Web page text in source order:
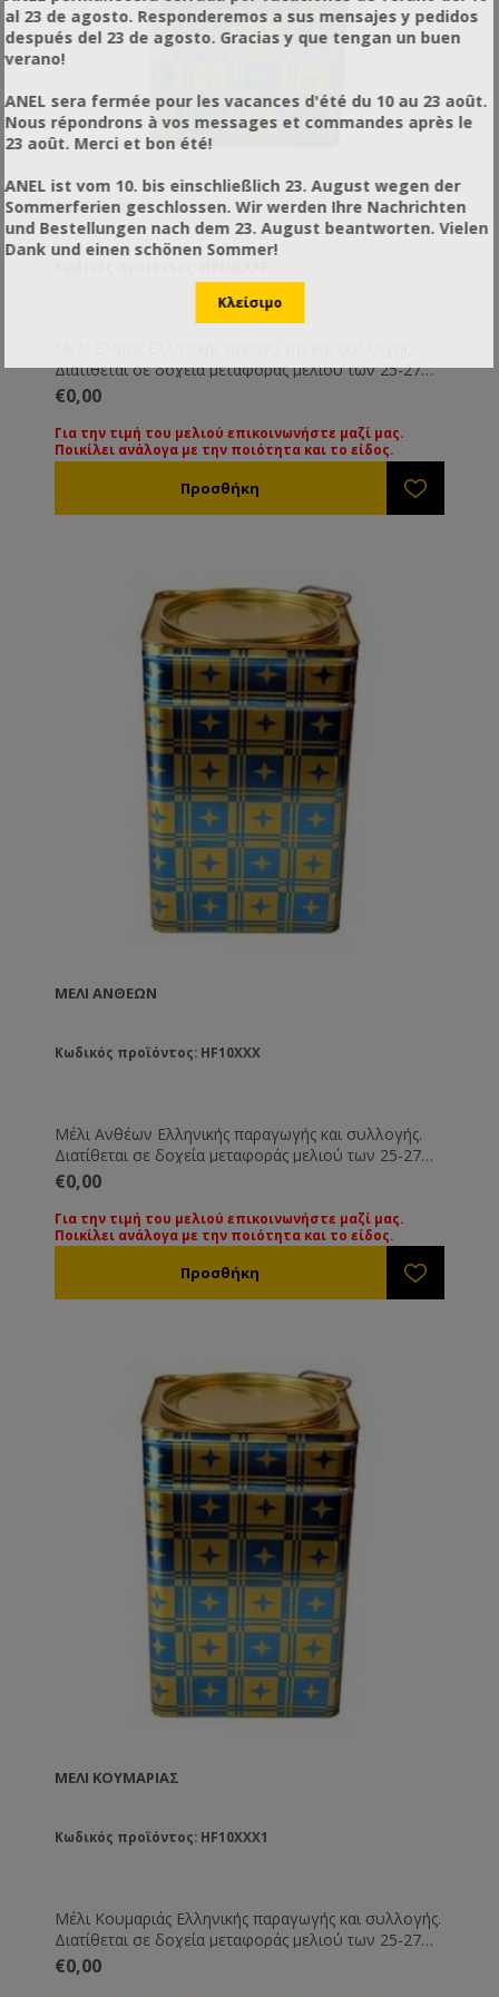
ΜΈΛΙ ΕΛΆΤΗΣ
Διατίθεται σε δοχεία μεταφοράς μελιού των 25-27
Kg. Όλα τα μέλια συνοδεύονται από τις βασικές
μπορεί να γίνει με την ανάλογη επιβάρυνση.
Για την τιμή των διαφόρων ειδών μελιού
ποικίλουν ανάλογα με την ποιότητα και το είδος του
μελιού.
€0,00
Για την τιμή του μελιού επικοινωνήστε μαζί μας.
Ποικίλει ανάλογα με την ποιότητα και το είδος.
ΜΈΛΙ ΑΝΘΈΩΝ
Κωδικός προϊόντος: HF10XXX
Μέλι Ανθέων Ελληνικής παραγωγής και συλλογής.
Διατίθεται σε δοχεία μεταφοράς μελιού των 25-27
Kg. Όλα τα μέλια συνοδεύονται από τις βασικές
εξετάσεις τους. Εάν επιθυμείτε κάποια ειδική εξέταση
μπορεί να γίνει με την ανάλογη επιβάρυνση.
Για την τιμή των διαφόρων ειδών μελιού
ποικίλουν ανάλογα με την ποιότητα και το είδος του
μελιού.
€0,00
Για την τιμή του μελιού επικοινωνήστε μαζί μας.
Ποικίλει ανάλογα με την ποιότητα και το είδος.
ΜΈΛΙ ΚΟΥΜΑΡΙΆΣ
Κωδικός προϊόντος: HF10XXX1
Μέλι Κουμαριάς Ελληνικής παραγωγής και συλλογής.
Διατίθεται σε δοχεία μεταφοράς μελιού των 25-27
Kg. Όλα τα μέλια συνοδεύονται από τις βασικές
εξετάσεις τους. Εάν επιθυμείτε κάποια ειδική εξέταση
€0,00
al 23 de agosto. Responderemos a sus mensajes y pedidos
después del 23 de agosto. Gracias y que tengan un buen
verano!
ANEL sera fermée pour les vacances d'été du 10 au 23 août.
Nous répondrons à vos messages et commandes après le
23 août. Merci et bon été!
ANEL ist vom 10. bis einschließlich 23. August wegen der
Sommerferien geschlossen. Wir werden Ihre Nachrichten
und Bestellungen nach dem 23. August beantworten. Vielen
Dank und einen schönen Sommer!